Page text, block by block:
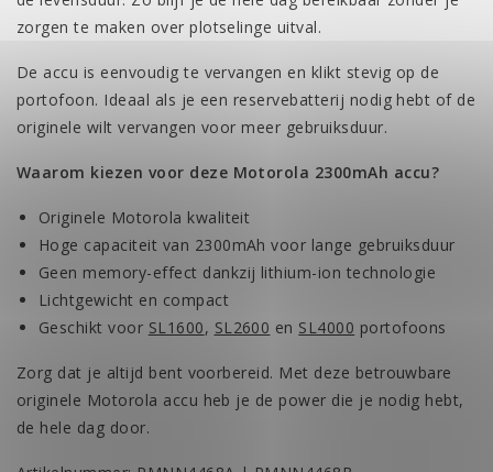
zorgen te maken over plotselinge uitval.
De accu is eenvoudig te vervangen en klikt stevig op de
portofoon. Ideaal als je een reservebatterij nodig hebt of de
originele wilt vervangen voor meer gebruiksduur.
Waarom kiezen voor deze Motorola 2300mAh accu?
Originele Motorola kwaliteit
Hoge capaciteit van 2300mAh voor lange gebruiksduur
Geen memory-effect dankzij lithium-ion technologie
Lichtgewicht en compact
Geschikt voor SL1600, SL2600 en SL4000 portofoons
Zorg dat je altijd bent voorbereid. Met deze betrouwbare
originele Motorola accu heb je de power die je nodig hebt,
de hele dag door.